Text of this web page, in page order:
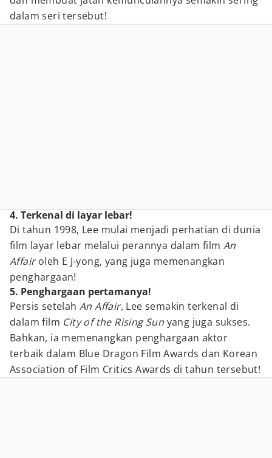
dalam seri tersebut!
4. Terkenal di layar lebar!
Di tahun 1998, Lee mulai menjadi perhatian di dunia
film layar lebar melalui perannya dalam film An
Affairoleh E J-yong, yang juga memenangkan
penghargaan!
5. Penghargaan pertamanya!
Persis setelah An Affair, Lee semakin terkenal di
dalam film City of the Rising Sun yang juga sukses.
Bahkan, ia memenangkan penghargaan aktor
terbaik dalam Blue Dragon Film Awards dan Korean
Association of Film Critics Awards di tahun tersebut!